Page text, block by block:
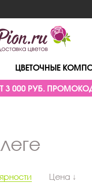
ЦВЕТОЧНЫЕ
3 000 РУБ.
Цена ↓